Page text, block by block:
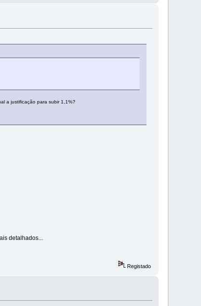
a justificação para subir 1,1%?
detalhados...
Registado